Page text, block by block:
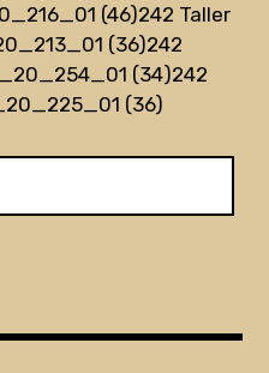
(46)242 Taller
(36)242
(34)242
(36)